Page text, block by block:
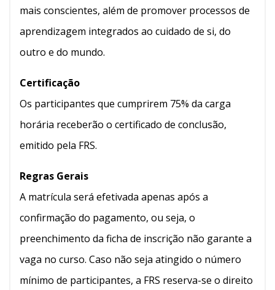
mais conscientes, além de promover processos de
aprendizagem integrados ao cuidado de si, do
outro e do mundo.
Certificação
Os participantes que cumprirem 75% da carga
horária receberão o certificado de conclusão,
emitido pela FRS.
Regras Gerais
A matrícula será efetivada apenas após a
confirmação do pagamento, ou seja, o
preenchimento da ficha de inscrição não garante a
vaga no curso. Caso não seja atingido o número
mínimo de participantes, a FRS reserva-se o direito